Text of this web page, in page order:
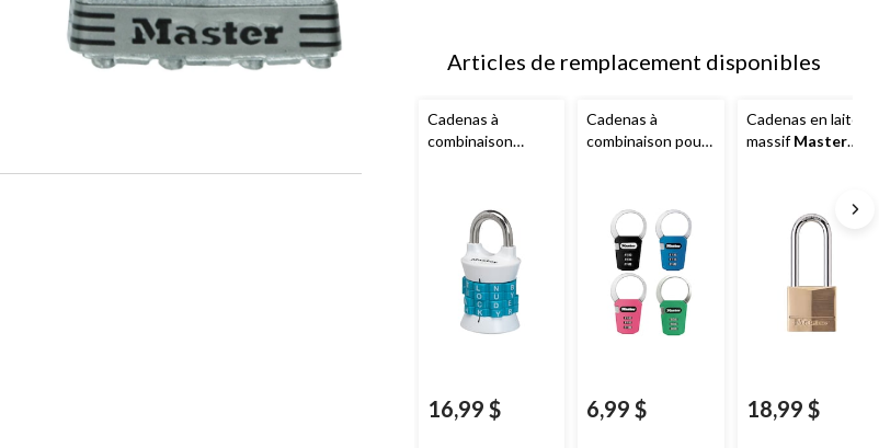
Articles de remplacement disponibles
Cadenas à
combinaison
16,99 $
Cadenas à
combinaison pour
6,99 $
Cadenas en laiton
massifMaster
18,99 $